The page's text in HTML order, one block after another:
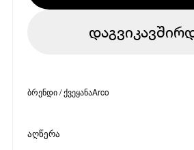
ბრენდი / ქვეყანაArco
აღწერა